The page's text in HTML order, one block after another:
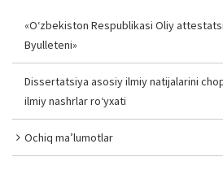
«O‘zbekiston Respublikasi Oliy
Byulleteni»
Dissertatsiya asosiy ilmiy natijalarini
ilmiy nashrlar ro‘yxati
Ochiq ma’lumotlar